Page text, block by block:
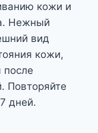
кожи и
Нежный
вид
кожи,
после
Повторяйте
дней.